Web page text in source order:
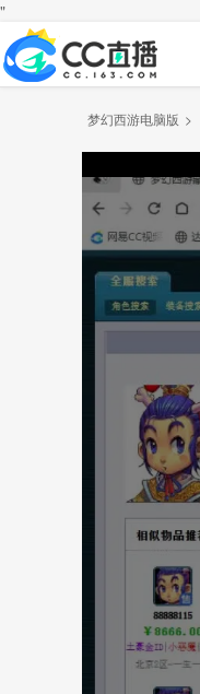
"
梦幻西游电脑版 >